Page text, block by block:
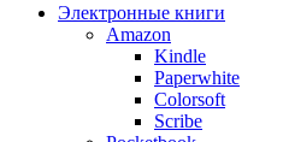
Электронные книги
Amazon
Kindle
Paperwhite
Colorsoft
Scribe